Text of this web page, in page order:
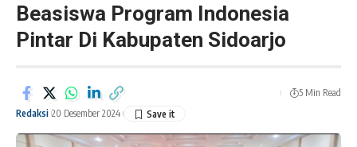
Beasiswa Program Indonesia
Pintar Di Kabupaten Sidoarjo
Redaksi 20 Desember 2024
5 Min Read